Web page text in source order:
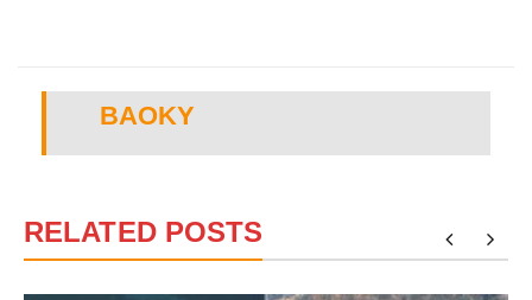
BAOKY
RELATED POSTS